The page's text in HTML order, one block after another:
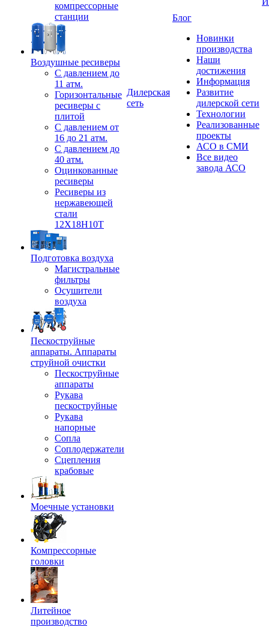
компрессорные
станции
Воздушные ресиверы
С давлением до
11 атм.
Горизонтальные
ресиверы с
плитой
С давлением от
16 до 21 атм.
С давлением до
40 атм.
Оцинкованные
ресиверы
Ресиверы из
нержавеющей
стали
12Х18Н10Т
Подготовка воздуха
Магистральные
фильтры
Осушители
воздуха
Пескоструйные
аппараты. Аппараты
струйной очистки
Пескоструйные
аппараты
Рукава
пескоструйные
Рукава
напорные
Сопла
Соплодержатели
Сцепления
крабовые
Моечные установки
Компрессорные
головки
Литейное
производство
Дилерская
сеть
Блог
Новинки
производства
Наши
достижения
Информация
Развитие
дилерской сети
Технологии
Реализованные
проекты
АСО в СМИ
Все видео
завода АСО